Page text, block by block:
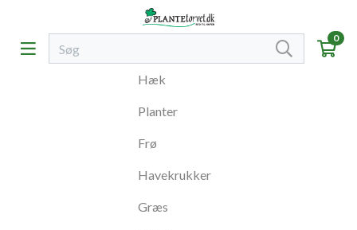
0
Hæk
Planter
Frø
Havekrukker
Græs